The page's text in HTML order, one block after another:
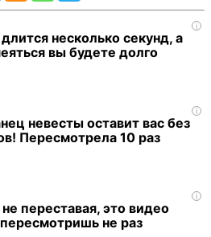
i
несколько секунд, а
вы будете долго
i
невесты оставит вас без
Пересмотрела 10 раз
i
переставая, это видео
пересмотришь не раз